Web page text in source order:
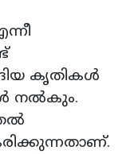
കൃതികള്‍
നല്‍കും.